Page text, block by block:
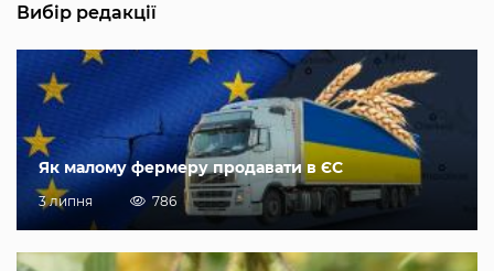
Вибір редакції
Як малому фермеру продавати в ЄС
3 липня 786